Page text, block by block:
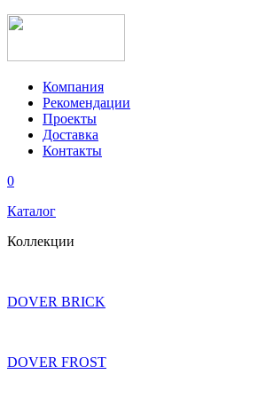
Компания
Рекомендации
Проекты
Доставка
Контакты
0
Каталог
Коллекции
DOVER BRICK
DOVER FROST